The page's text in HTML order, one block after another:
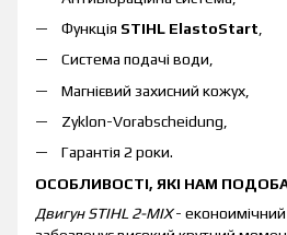
Функція STIHL ElastoStart
Система подачі води,
Магнієвий захисний кожух,
Zyklon-Vorabscheidung,
Гарантія 2 роки.
ОСОБЛИВОСТІ, ЯКІ НАМ
Двигун STIHL 2-MIX- еконоимічний